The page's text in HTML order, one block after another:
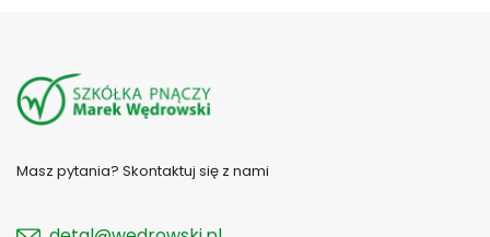
Masz pytania? Skontaktuj się z nami